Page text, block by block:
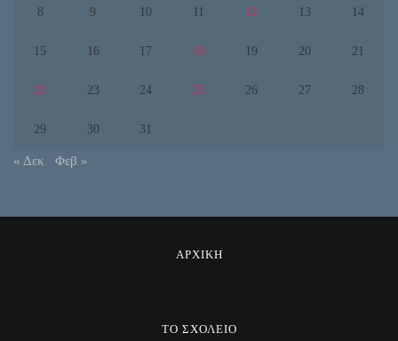
8 9 10 11 12 13 14
15 16 17 18 19 20 21
22 23 24 25 26 27 28
29 30 31
« Δεκ Φεβ »
ΑΡΧΙΚΗ
ΤΟ ΣΧΟΛΕΙΟ